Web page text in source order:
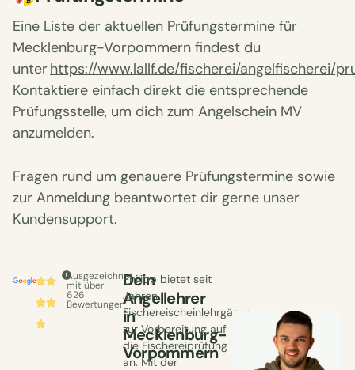
Eine Liste der aktuellen Prüfungstermine für
Mecklenburg-Vorpommern findest du
unterhttps://www.lallf.de/fischerei/angelfischerei/
Kontaktiere einfach direkt die entsprechende
Prüfungsstelle, um dich zum Angelschein MV
anzumelden.
Fragen rund um genauere Prüfungstermine sowie
zur Anmeldung beantwortet dir gerne unser
Kundensupport.
Ausgezeichnet
mit über
626
Bewertungen
Dein
Angellehrer
in
Mecklenburg-
Vorpommern
Philipp bietet seit
Jahren
Fischereischeinlehrgänge
zur Vorbereitung auf
die Fischereiprüfung
an. Mit der